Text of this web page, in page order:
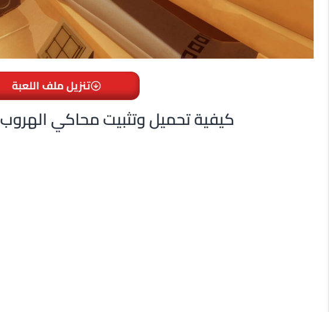
تنزيل ملف اللعبة
Escape Simulator كيفية تحميل وتثبيت محاكي الهروب